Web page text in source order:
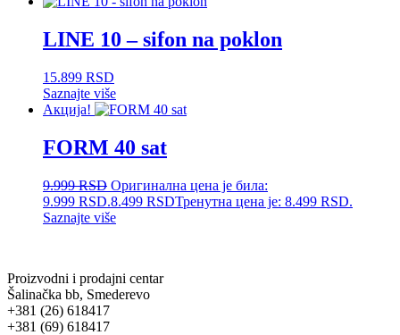
LINE 10 – sifon na poklon
15.899 RSD
Saznajte više
Акција!
FORM 40 sat
9.999RSD Оригинална цена је била:
9.999 RSD.8.499 RSDТренутна цена је: 8.499 RSD.
Saznajte više
Proizvodni i prodajni centar
Šalinačka bb, Smederevo
+381 (26) 618417
+381 (69) 618417